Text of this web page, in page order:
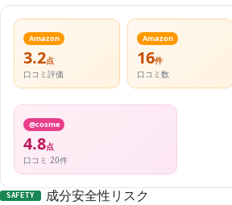
Amazon
3.2点
口コミ評価
Amazon
16件
口コミ数
@cosme
4.8点
口コミ 20件
SAFETY 成分安全性リスク